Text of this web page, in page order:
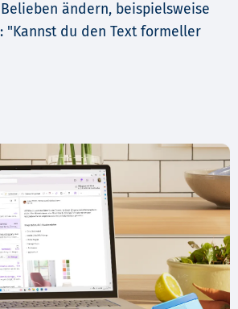
ändern, beispielsweise
"Kannst du den Text formeller